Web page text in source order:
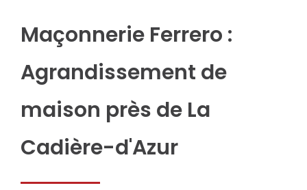
Maçonnerie Ferrero :
Agrandissement de
maison près de La
Cadière-d'Azur